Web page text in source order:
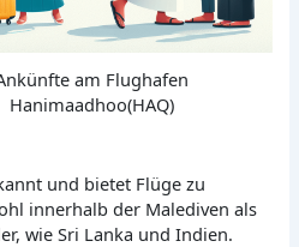
am Flughafen
Hanimaadhoo(HAQ)
und bietet Flüge zu
innerhalb der Malediven als
wie Sri Lanka und Indien.